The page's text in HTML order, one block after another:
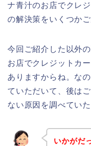
ナ青汁のお店でクレ
の解決策をいくつか
今回ご紹介した以外
お店でクレジットカ
ありますからね。な
ていただいて、後は
ない原因を調べてい
いかがだ